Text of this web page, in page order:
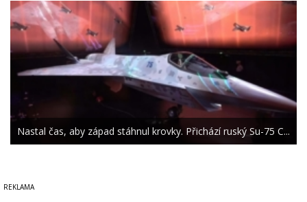
Nastal čas, aby západ stáhnul krovky. Přichází ruský Su-75 C...